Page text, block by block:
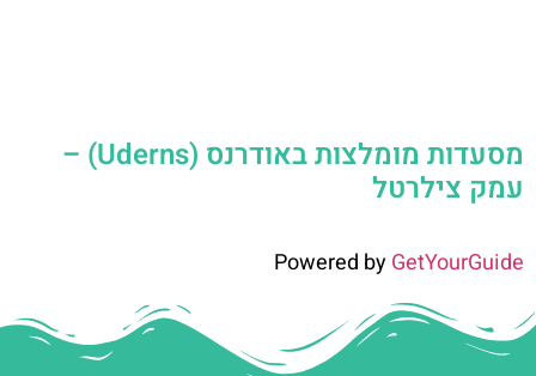
מסעדות מומלצות באודרנס (Uderns) –
עמק צילרטל
Powered byGetYourGuide